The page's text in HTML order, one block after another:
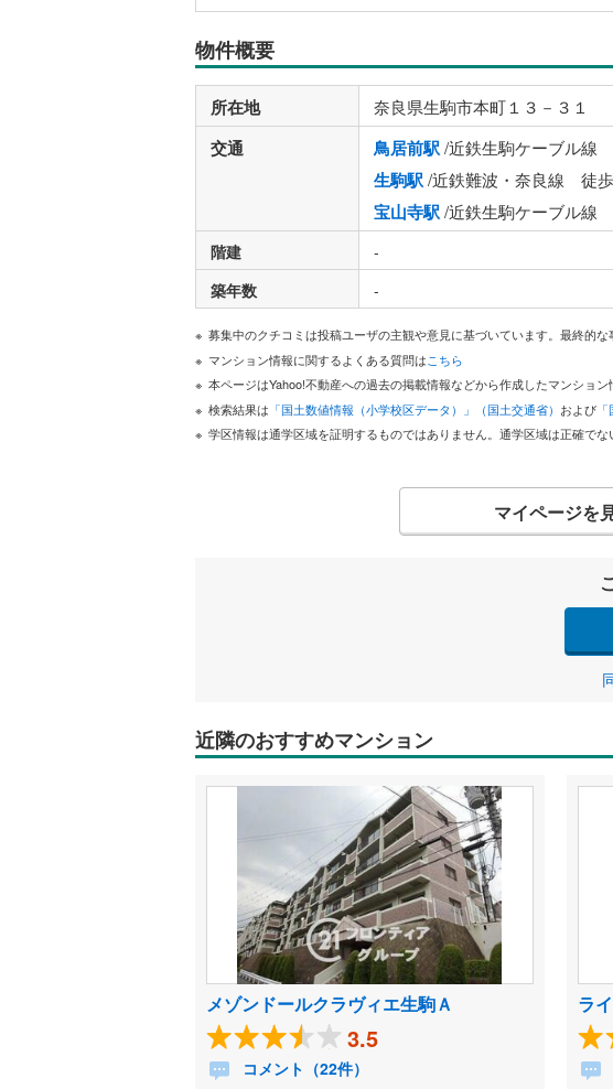
物件概要
所在地 奈良県生駒市本町１３－３１
交通 鳥居前駅/近鉄生駒ケーブル線
生駒駅/近鉄難波・奈良線 徒
宝山寺駅/近鉄生駒ケーブル線
階建 -
築年数
-
募集中のクチコミは投稿ユーザの主観や意見に基づいています。最終的
マンション情報に関するよくある質問はこちら
本ページはYahoo!不動産への過去の掲載情報などから作成したマンショ
検索結果は 「国土数値情報（小学校区データ）」（国土交通省） および
学区情報は通学区域を証明するものではありません。通学区域は正確で
マイページを
近隣のおすすめマンション
メゾンドールクラヴィエ生駒Ａ
3.5
コメント（22件）
ラ